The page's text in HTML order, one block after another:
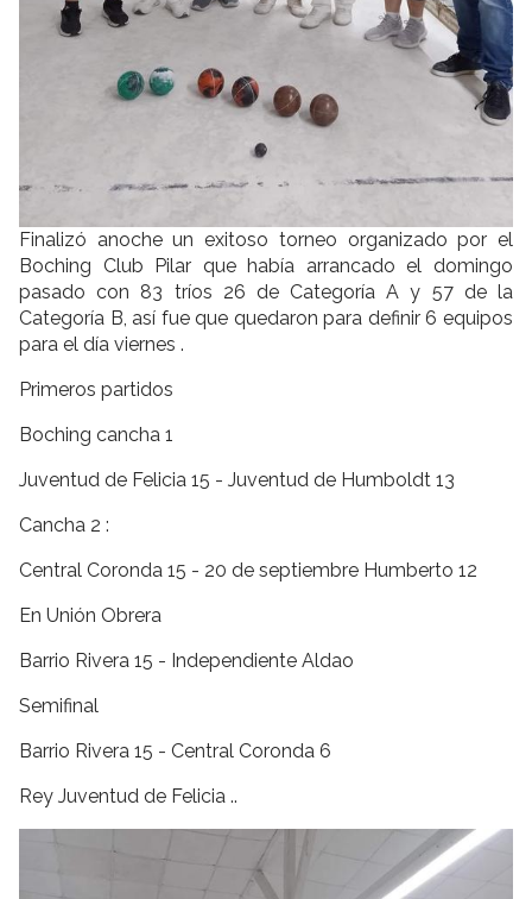
Finalizó anoche un exitoso torneo organizado por el
Boching Club Pilar que había arrancado el domingo
pasado con 83 tríos 26 de Categoría A y 57 de la
Categoría B, así fue que quedaron para definir 6 equipos
para el día viernes .
Primeros partidos
Boching cancha 1
Juventud de Felicia 15 - Juventud de Humboldt 13
Cancha 2 :
Central Coronda 15 - 20 de septiembre Humberto 12
En Unión Obrera
Barrio Rivera 15 - Independiente Aldao
Semifinal
Barrio Rivera 15 - Central Coronda 6
Rey Juventud de Felicia ..